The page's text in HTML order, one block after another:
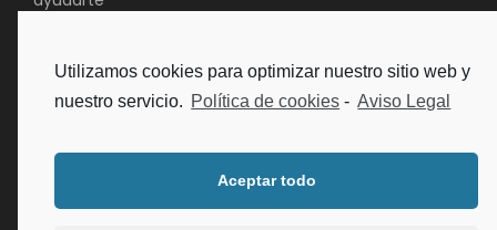
Email:info@aventurasquijotescas.es
Utilizamos cookies para optimizar nuestro sitio web y
nuestro servicio. Política de cookies - Aviso Legal
Aceptar todo